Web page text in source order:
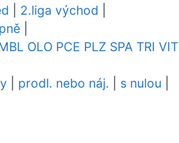
2.liga východ
OLO PCE PLZ SPA TRI VIT
prodl. nebo náj. s nulou